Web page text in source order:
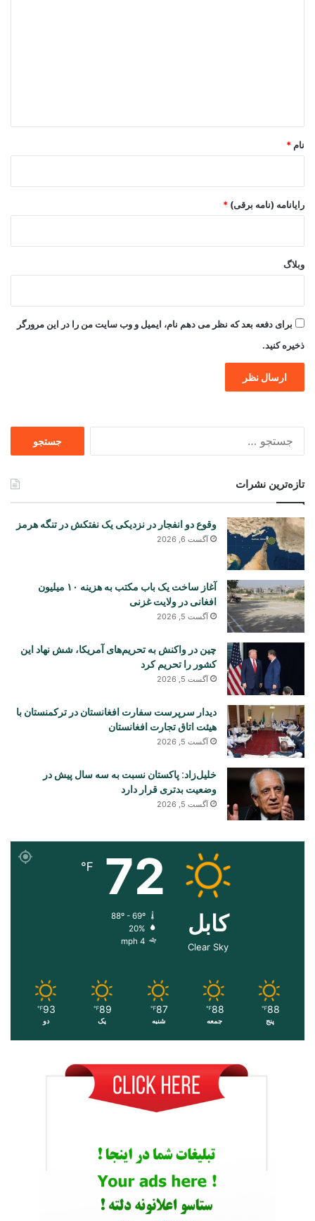
نام *
رایانامه (نامه برقی) *
وبلاگ
برای دفعه بعد که نظر می دهم نام، ایمیل و وب سایت من را در این مرورگر
ذخیره کنید.
تازه‌ترین نشرات
وقوع دو انفجار در نزدیکی یک نفتکش در تنگه هرمز
آگست 6, 2026
آغاز ساخت یک باب مکتب به هزینه ۱۰ میلیون
افغانی در ولایت غزنی
آگست 5, 2026
چین در واکنش به تحریم‌های آمریکا، شش نهاد این
کشور را تحریم کرد
آگست 5, 2026
دیدار سرپرست سفارت افغانستان در ترکمنستان با
هیئت اتاق تجارت افغانستان
آگست 5, 2026
خلیل‌زاد: پاکستان نسبت به سه سال پیش در
وضعیت بدتری قرار دارد
آگست 5, 2026
کابل
Clear Sky
72
℉
88º - 69º
20%
4 mph
88
℉
پنج
88
℉
جمعه
87
℉
شنبه
89
℉
یک
93
℉
دو